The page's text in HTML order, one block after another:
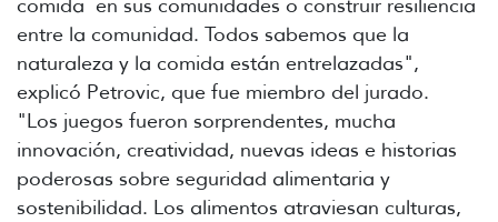
comida en sus comunidades o construir resiliencia
entre la comunidad. Todos sabemos que la
naturaleza y la comida están entrelazadas",
explicó Petrovic, que fue miembro del jurado.
"Los juegos fueron sorprendentes, mucha
innovación, creatividad, nuevas ideas e historias
poderosas sobre seguridad alimentaria y
sostenibilidad. Los alimentos atraviesan culturas,